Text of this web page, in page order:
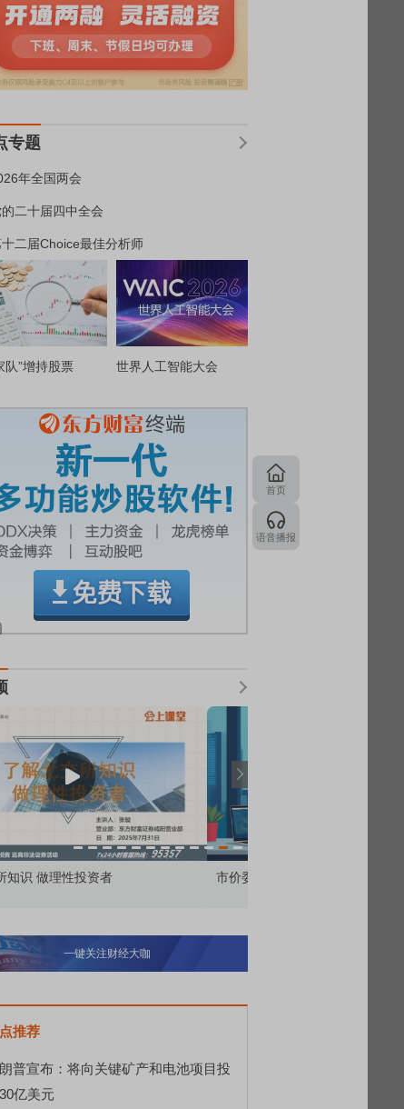
专题
年全国两会
的二十届四中全会
二届Choice最佳分析师
队”增持股票 世界人工智能大会
委托那么多种，究竟怎么用？
一键关注财经大咖
推荐
普宣布：将向关键矿产和电池项目投
亿美元
首页
语音播报